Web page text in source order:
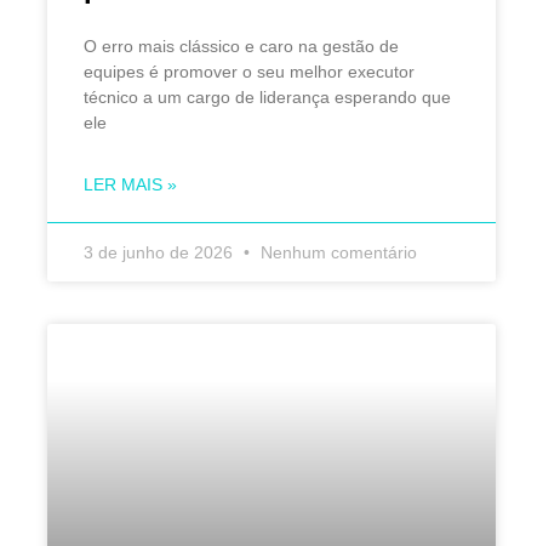
O erro mais clássico e caro na gestão de
equipes é promover o seu melhor executor
técnico a um cargo de liderança esperando que
ele
LER MAIS »
3 de junho de 2026 Nenhum comentário